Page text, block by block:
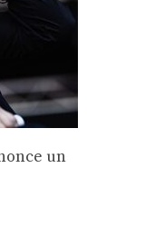
un